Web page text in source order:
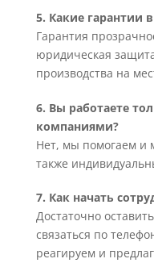
5. Какие гарантии
Гарантия
юридическая
производства на
6. Вы работаете
компаниями?
Нет, мы помогаем и
также
7. Как начать
Достаточно
связаться по
реагируем и